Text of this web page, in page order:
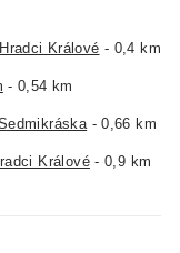
Králové - 0,4 km
- 0,54 km
- 0,66 km
Králové- 0,9 km